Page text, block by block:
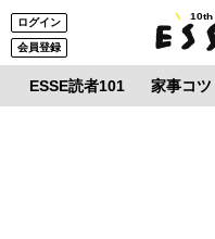
ログイン
会員登録
ESSE読者101 家事コツ